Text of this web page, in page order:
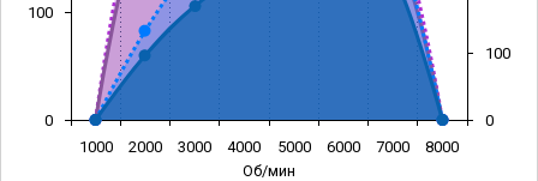
Об/мин
1000 2000 3000 4000 5000 6000 7000 8000
0
100
0
100